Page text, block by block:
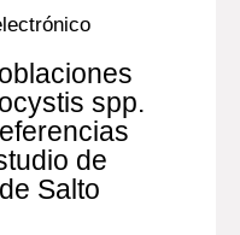
spp.
de
Salto